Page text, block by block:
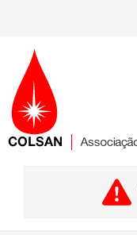
conteúdo